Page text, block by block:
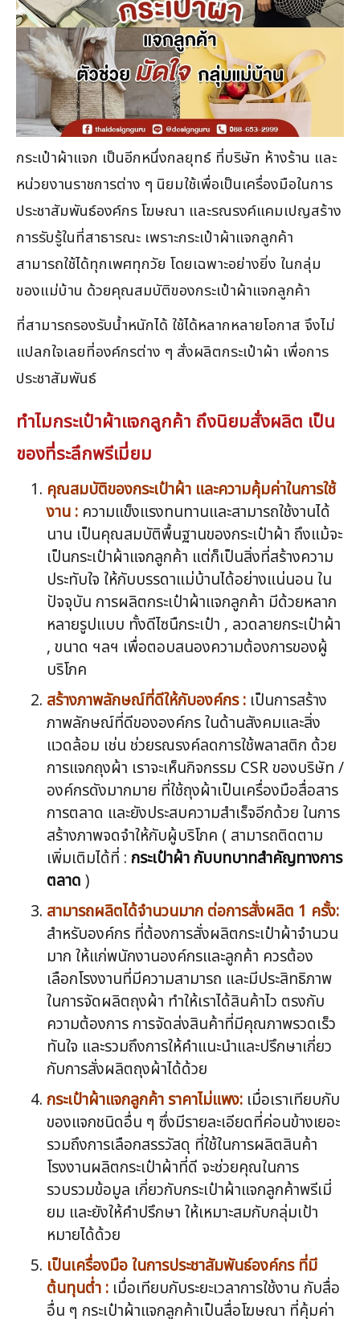
กระเป๋าผ้าแจก เป็นอีกหนึ่งกลยุทธ์ ที่บริษัท ห้างร้าน และ
หน่วยงานราชการต่าง ๆ นิยมใช้เพื่อเป็นเครื่องมือในการ
ประชาสัมพันธ์องค์กร โฆษณา และรณรงค์แคมเปญสร้าง
การรับรู้ในที่สาธารณะ เพราะกระเป๋าผ้าแจกลูกค้า
สามารถใช้ได้ทุกเพศทุกวัย โดยเฉพาะอย่างยิ่ง ในกลุ่ม
ของแม่บ้าน ด้วยคุณสมบัติของกระเป๋าผ้าแจกลูกค้า
ที่สามารถรองรับน้ำหนักได้ ใช้ได้หลากหลายโอกาส จึงไม่
แปลกใจเลยที่องค์กรต่าง ๆ สั่งผลิตกระเป๋าผ้า เพื่อการ
ประชาสัมพันธ์
ทำไมกระเป๋าผ้าแจกลูกค้า ถึงนิยมสั่งผลิต เป็น
ของที่ระลึกพรีเมี่ยม
คุณสมบัติของกระเป๋าผ้า และความคุ้มค่าในการใช้
งาน : ความแข็งแรงทนทานและสามารถใช้งานได้
นาน เป็นคุณสมบัติพื้นฐานของกระเป๋าผ้า ถึงแม้จะ
เป็นกระเป๋าผ้าแจกลูกค้า แต่ก็เป็นสิ่งที่สร้างความ
ประทับใจ ให้กับบรรดาแม่บ้านได้อย่างแน่นอน ใน
ปัจจุบัน การผลิตกระเป๋าผ้าแจกลูกค้า มีด้วยหลาก
หลายรูปแบบ ทั้งดีไซนืกระเป๋า , ลวดลายกระเป๋าผ้า
, ขนาด ฯลฯ เพื่อตอบสนองความต้องการของผู้
บริโภค
สร้างภาพลักษณ์ที่ดีให้กับองค์กร : เป็นการสร้าง
ภาพลักษณ์ที่ดีขององค์กร ในด้านสังคมและสิ่ง
แวดล้อม เช่น ช่วยรณรงค์ลดการใช้พลาสติก ด้วย
การแจกถุงผ้า เราจะเห็นกิจกรรม CSR ของบริษัท /
องค์กรดังมากมาย ที่ใช้ถุงผ้าเป็นเครื่องมือสื่อสาร
การตลาด และยังประสบความสำเร็จอีกด้วย ในการ
สร้างภาพจดจำให้กับผู้บริโภค ( สามารถติดตาม
เพิ่มเติมได้ที่ : กระเป๋าผ้า กับบทบาทสำคัญทางการ
ตลาด )
สามารถผลิตได้จำนวนมาก ต่อการสั่งผลิต 1 ครั้ง:
สำหรับองค์กร ที่ต้องการสั่งผลิตกระเป๋าผ้าจำนวน
มาก ให้แก่พนักงานองค์กรและลูกค้า ควรต้อง
เลือกโรงงานที่มีความสามารถ และมีประสิทธิภาพ
ในการจัดผลิตถุงผ้า ทำให้เราได้สินค้าไว ตรงกับ
ความต้องการ การจัดส่งสินค้าที่มีคุณภาพรวดเร็ว
ทันใจ และรวมถึงการให้คำแนะนำและปรึกษาเกี่ยว
กับการสั่งผลิตถุงผ้าได้ด้วย
กระเป๋าผ้าแจกลูกค้า ราคาไม่แพง: เมื่อเราเทียบกับ
ของแจกชนิดอื่น ๆ ซึ่งมีรายละเอียดที่ค่อนข้างเยอะ
รวมถึงการเลือกสรรวัสดุ ที่ใช้ในการผลิตสินค้า
โรงงานผลิตกระเป๋าผ้าที่ดี จะช่วยคุณในการ
รวบรวมข้อมูล เกี่ยวกับกระเป๋าผ้าแจกลูกค้าพรีเมี่
ยม และยังให้คำปรึกษา ให้เหมาะสมกับกลุ่มเป้า
หมายได้ด้วย
เป็นเครื่องมือ ในการประชาสัมพันธ์องค์กร ที่มี
ต้นทุนต่ำ : เมื่อเทียบกับระยะเวลาการใช้งาน กับสื่อ
อื่น ๆ กระเป๋าผ้าแจกลูกค้าเป็นสื่อโฆษณา ที่คุ้มค่า